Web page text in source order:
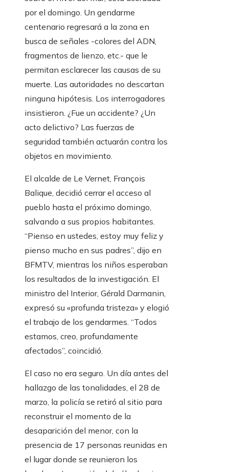
por el domingo. Un gendarme
centenario regresará a la zona en
busca de señales -colores del ADN,
fragmentos de lienzo, etc.- que le
permitan esclarecer las causas de su
muerte. Las autoridades no descartan
ninguna hipótesis. Los interrogadores
insistieron. ¿Fue un accidente? ¿Un
acto delictivo? Las fuerzas de
seguridad también actuarán contra los
objetos en movimiento.
El alcalde de Le Vernet, François
Balique, decidió cerrar el acceso al
pueblo hasta el próximo domingo,
salvando a sus propios habitantes.
“Pienso en ustedes, estoy muy feliz y
pienso mucho en sus padres”, dijo en
BFMTV, mientras los niños esperaban
los resultados de la investigación. El
ministro del Interior, Gérald Darmanin,
expresó su «profunda tristeza» y elogió
el trabajo de los gendarmes. “Todos
estamos, creo, profundamente
afectados”, coincidió.
El caso no era seguro. Un día antes del
hallazgo de las tonalidades, el 28 de
marzo, la policía se retiró al sitio para
reconstruir el momento de la
desaparición del menor, con la
presencia de 17 personas reunidas en
el lugar donde se reunieron los